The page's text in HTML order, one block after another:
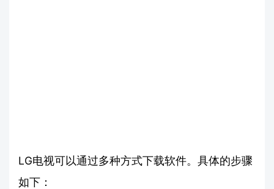
LG电视可以通过多种方式下载软件。具体的步骤
如下：